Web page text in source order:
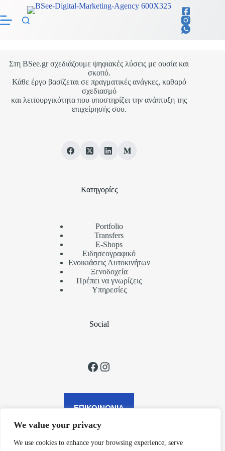
We value your privacy
We use cookies to enhance your browsing experience, serve
περιεχόμενο
Στη BSee.gr σχεδιάζουμε ψηφιακές λύσεις με ουσία και
σκοπό.
Κάθε έργο βασίζεται σε πραγματικές ανάγκες, καθαρό
σχεδιασμό
και λειτουργικότητα που υποστηρίζει την ανάπτυξη της
επιχείρησής σου.
Κατηγορίες
Portfolio
Transfers
Ε-Shops
Ειδησεογραφικό
Ενοικιάσεις Αυτοκινήτων
Ξενοδοχεία
Πρέπει να γνωρίζεις
Υπηρεσίες
Social
Facebook
Instagram
ΕΠΙΚΟΙΝΩΝΙΑ